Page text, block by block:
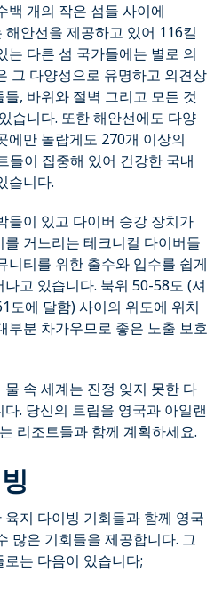
백 개의 작은 섬들 사이에
안선을 제공하고 있어 116킬
는 다른 섬 국가들에는 별로 의
그 다양성으로 유명하고 외견상
, 바위와 절벽 그리고 모든 것
습니다. 또한 해안선에도 다양
에만 놀랍게도 270개 이상의
들이 집중해 있어 건강한 국내
습니다.
들이 있고 다이버 승강 장치가
거느리는 테크니컬 다이버들
니티를 위한 출수와 입수를 쉽게
고 있습니다. 북위 50-58도 (셔
도에 달함) 사이의 위도에 위치
부분 차가우므로 좋은 노출 보호
속 세계는 진정 잊지 못한 다
. 당신의 트립을 영국과 아일랜
리조트들과 함께 계획하세요.
지 다이빙 기회들과 함께 영국
많은 기회들을 제공합니다. 그
는 다음이 있습니다;